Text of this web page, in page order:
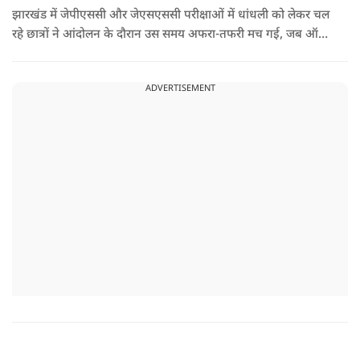
झारखंड में जेपीएससी और जेएसएससी परीक्षाओं में धांधली को लेकर चल
रहे छात्रों ने आंदोलन के दौरान उस समय अफरा-तफरी मच गई, जब ऑल
ADVERTISEMENT